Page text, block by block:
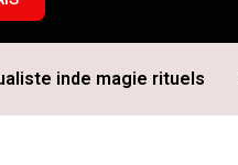
inde magie rituels